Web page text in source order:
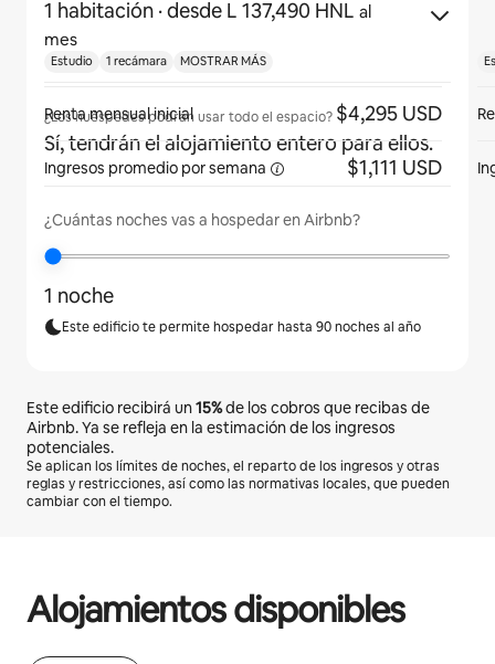
1 habitación · desde L 137,490 HNL al
mes
¿Los huéspedes podrán usar todo el espacio?
Sí, tendrán el alojamiento entero para ellos.
¿Cuántas noches vas a hospedar en Airbnb?
1 noche
Este edificio te permite hospedar hasta 90 noches al año
Este edificio recibirá un15%de los cobros que recibas de
Airbnb. Ya se refleja en la estimación de los ingresos
potenciales.
Se aplican los límites de noches, el reparto de los ingresos y otras
reglas y restricciones, así como las normativas locales, que pueden
cambiar con el tiempo.
Alojamientos disponibles
Estudio 1 recámara MOSTRAR MÁS
Renta mensual inicial $4,295 USD
Ingresos promedio porsemana $1,111 USD